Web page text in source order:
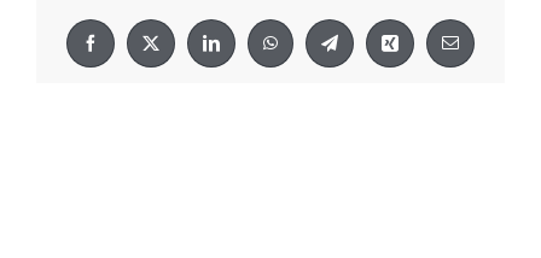
FacebookX LinkedInWhatsAppTelegramXing
E-
Mail